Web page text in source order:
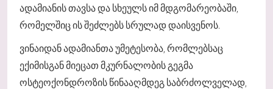
ადამიანის თავსა და სხეულს იმ მდგომარეობაში,
რომელშიც ის შეძლებს სრულად დაისვენოს.
ვინაიდან ადამიანთა უმეტესობა, რომლებსაც
ექიმისგან მიეცათ მკურნალობის გეგმა
ოსტეოქონდროზის წინააღმდეგ საბრძოლველად,